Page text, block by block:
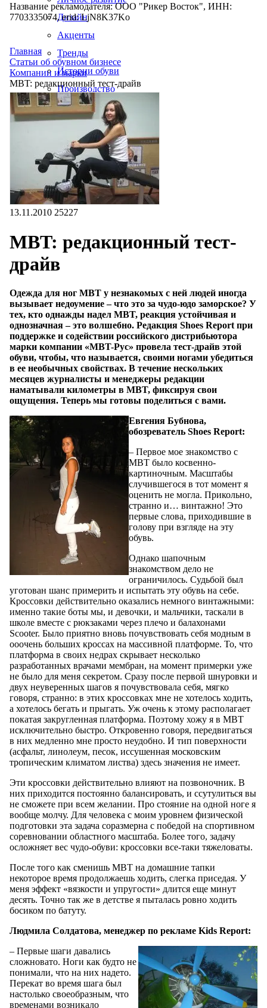
Дизайн
Акценты
Тренды
Истории обуви
Производство
Название рекламодателя: ООО "Рикер Восток", ИНН:
7703335074, erid: LjN8K37Ko
Главная
Статьи об обувном бизнесе
Компании и марки
MBT: редакционный тест-драйв
13.11.2010 25227
MBT: редакционный тест-
драйв
Одежда для ног MBT у незнакомых с ней людей иногда
вызывает недоумение – что это за чудо-юдо заморское? У
тех, кто однажды надел MBT, реакция устойчивая и
однозначная – это волшебно. Редакция Shoes Report при
поддержке и содействии российского дистрибьютора
марки компании «MBT-Рус» провела тест-драйв этой
обуви, чтобы, что называется, своими ногами убедиться
в ее необычных свойствах. В течение нескольких
месяцев журналисты и менеджеры редакции
наматывали километры в MBT, фиксируя свои
ощущения. Теперь мы готовы поделиться с вами.
Евгения Бубнова,
обозреватель Shoes Report:
– Первое мое знакомство с
MBT было косвенно-
картиночным. Масштабы
случившегося в тот момент я
оценить не могла. Прикольно,
странно и… винтажно! Это
первые слова, приходившие в
голову при взгляде на эту
обувь.
Однако шапочным
знакомством дело не
ограничилось. Судьбой был
уготован шанс примерить и испытать эту обувь на себе.
Кроссовки действительно оказались немного винтажными:
именно такие боты мы, и девочки, и мальчики, таскали в
школе вместе с рюкзаками через плечо и балахонами
Scooter. Было приятно вновь почувствовать себя модным в
ооочень больших кроссах на массивной платформе. То, что
платформа в своих недрах скрывает несколько
разработанных врачами мембран, на момент примерки уже
не было для меня секретом. Сразу после первой шнуровки и
двух неуверенных шагов я почувствовала себя, мягко
говоря, странно: в этих кроссовках мне не хотелось ходить,
а хотелось бегать и прыгать. Уж очень к этому располагает
покатая закругленная платформа. Поэтому хожу я в MBT
исключительно быстро. Откровенно говоря, передвигаться
в них медленно мне просто неудобно. И тип поверхности
(асфальт, линолеум, песок, иссушенная московским
тропическим климатом листва) здесь значения не имеет.
Эти кроссовки действительно влияют на позвоночник. В
них приходится постоянно балансировать, и ссутулиться вы
не сможете при всем желании. Про стояние на одной ноге я
вообще молчу. Для человека с моим уровнем физической
подготовки эта задача соразмерна с победой на спортивном
соревновании областного масштаба. Более того, задачу
осложняет вес чудо-обуви: кроссовки все-таки тяжеловаты.
После того как сменишь MBT на домашние тапки
некоторое время продолжаешь ходить, слегка приседая. У
меня эффект «вязкости и упругости» длится еще минут
десять. Точно так же в детстве я пыталась ровно ходить
босиком по батуту.
Людмила Солдатова, менеджер по рекламе Kids Report:
– Первые шаги давались
сложновато. Ноги как будто не
понимали, что на них надето.
Перекат во время шага был
настолько своеобразным, что
временами возникало